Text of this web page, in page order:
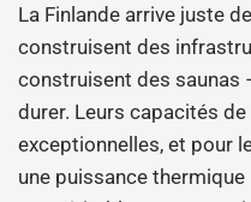
La Finlande arrive juste
construisent des
construisent des saunas
durer. Leurs capacités
exceptionnelles, et pour
une puissance